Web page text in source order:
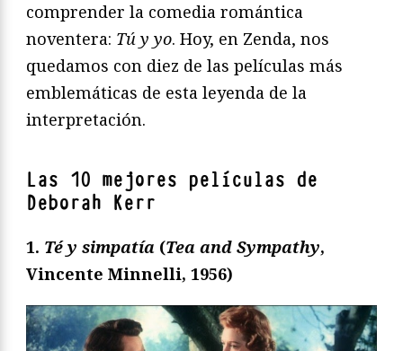
comprender la comedia romántica
noventera: Tú y yo. Hoy, en Zenda, nos
quedamos con diez de las películas más
emblemáticas de esta leyenda de la
interpretación.
Las 10 mejores películas de
Deborah Kerr
1. Té y simpatía (Tea and Sympathy,
Vincente Minnelli, 1956)